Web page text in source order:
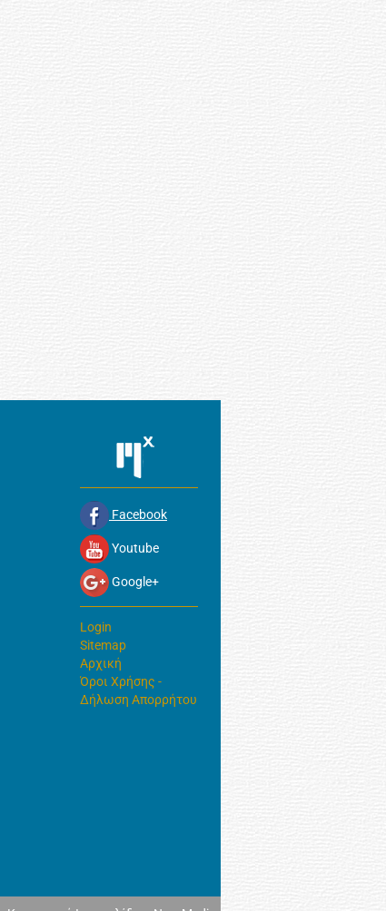
Facebook
Youtube
Google+
Login
Sitemap
Αρχική
Όροι Χρήσης -
Δήλωση Απορρήτου